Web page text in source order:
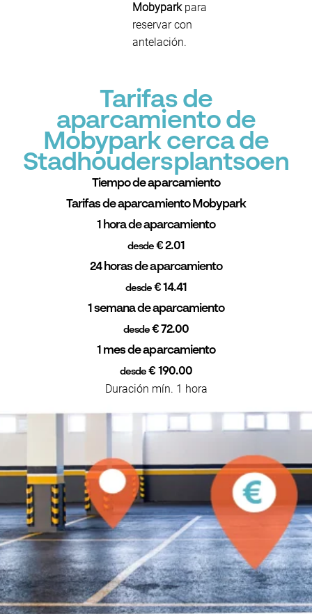
Mobyparkpara
reservar con
antelación.
Tarifas de
aparcamiento de
Mobypark cerca de
Stadhoudersplantsoen
Tiempo de aparcamiento
Tarifas de aparcamiento Mobypark
1 hora de aparcamiento
desde€ 2.01
24 horas de aparcamiento
desde€ 14.41
1 semana de aparcamiento
desde€ 72.00
1 mes de aparcamiento
desde € 190.00
Duración mín. 1 hora